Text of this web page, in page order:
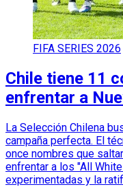
FIFA SERIES 2026
Chile tiene 11
enfrentar a
La Selección Chilena
campaña perfecta. El
once nombres que
enfrentar a los "All
experimentadas y la